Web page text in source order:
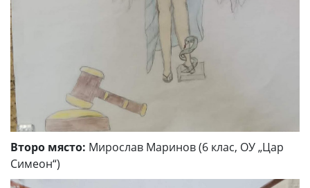
Второ място: Мирослав Маринов (6 клас, ОУ „Цар
Симеон“)